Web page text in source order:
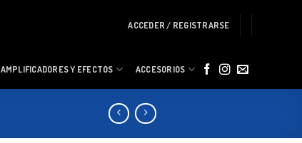
ACCEDER / REGISTRARSE
AMPLIFICADORES Y EFECTOS ACCESORIOS